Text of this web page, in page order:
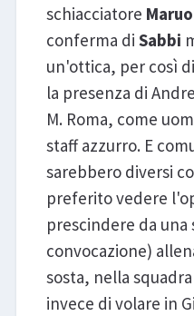
schiacciatore
conferma di Sabbi
un'ottica, per così
la presenza di
M. Roma, come
staff azzurro. E
sarebbero diversi
preferito vedere
prescindere da
convocazione)
sosta, nella
invece di volare in